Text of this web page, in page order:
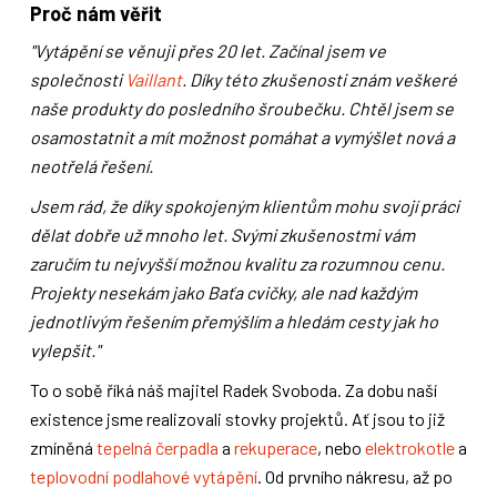
Proč nám věřit
"Vytápění se věnuji přes 20 let. Začínal jsem ve
společnosti Vaillant. Díky této zkušenosti znám veškeré
naše produkty do posledního šroubečku. Chtěl jsem se
osamostatnit a mít možnost pomáhat a vymýšlet nová a
neotřelá řešení.
Jsem rád, že díky spokojeným klientům mohu svojí práci
dělat dobře už mnoho let. Svými zkušenostmi vám
zaručím tu nejvyšší možnou kvalitu za rozumnou cenu.
Projekty nesekám jako Baťa cvičky, ale nad každým
jednotlivým řešením přemýšlím a hledám cesty jak ho
vylepšit."
To o sobě říká náš majitel Radek Svoboda. Za dobu naší
existence jsme realizovali stovky projektů. Ať jsou to již
zmíněná tepelná čerpadla a rekuperace, nebo elektrokotlea
teplovodní podlahové vytápění. Od prvního nákresu, až po